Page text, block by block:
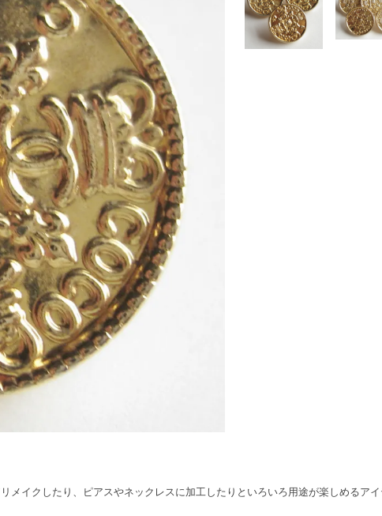
メイクしたり、ピアスやネックレスに加工したりといろいろ用途が楽しめるア